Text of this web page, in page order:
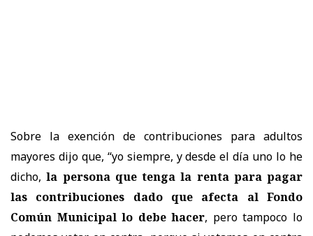
Sobre la exención de contribuciones para adultos
mayores dijo que, “yo siempre, y desde el día uno lo he
dicho,la persona que tenga la renta para pagar
las contribuciones dado que afecta al Fondo
Común Municipal lo debe hacer, pero tampoco lo